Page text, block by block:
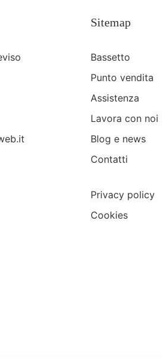
Sitemap
Bassetto
Punto vendita
Assistenza
Lavora con noi
Blog e news
Contatti
Privacy policy
Cookies